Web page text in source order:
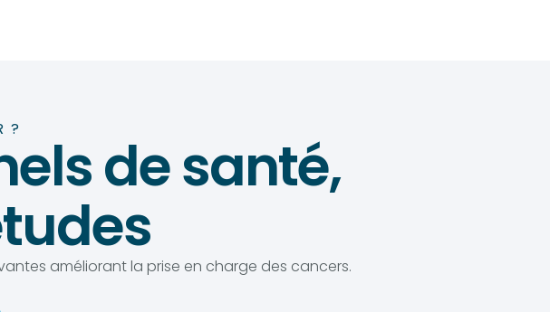
? de santé,
améliorant la prise en charge des cancers.